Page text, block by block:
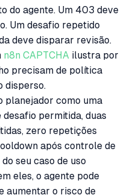
do agente. Um 403 deve
Um desafio repetido
deve disparar revisão.
n8n CAPTCHA ilustra por
precisam de política
disperso.
planejador como uma
permitida, duas
zero repetições
após controle de
seu caso de uso
eles, o agente pode
aumentar o risco de